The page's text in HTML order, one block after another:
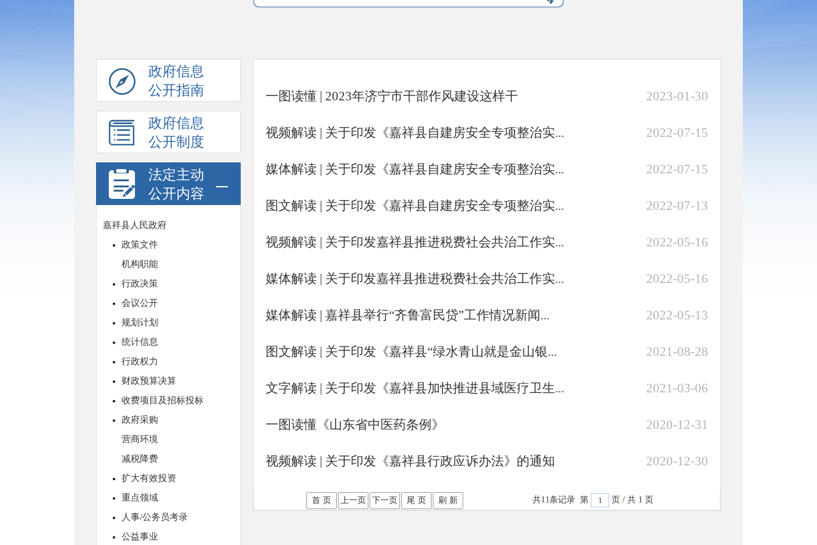
政府信息
公开指南
政府信息
公开制度
法定主动
公开内容
一图读懂 | 2023年济宁市干部作风建设这样干 2023-01-30
视频解读 | 关于印发《嘉祥县自建房安全专项整治实... 2022-07-15
媒体解读 | 关于印发《嘉祥县自建房安全专项整治实... 2022-07-15
图文解读 | 关于印发《嘉祥县自建房安全专项整治实... 2022-07-13
视频解读 | 关于印发嘉祥县推进税费社会共治工作实... 2022-05-16
媒体解读 | 关于印发嘉祥县推进税费社会共治工作实... 2022-05-16
媒体解读 | 嘉祥县举行“齐鲁富民贷”工作情况新闻... 2022-05-13
图文解读 | 关于印发《嘉祥县“绿水青山就是金山银... 2021-08-28
文字解读 | 关于印发《嘉祥县加快推进县域医疗卫生... 2021-03-06
一图读懂《山东省中医药条例》 2020-12-31
视频解读 | 关于印发《嘉祥县行政应诉办法》的通知 2020-12-30
首 页 上一页 下一页 尾 页 刷 新 共11条记录 第 页 / 共 1 页